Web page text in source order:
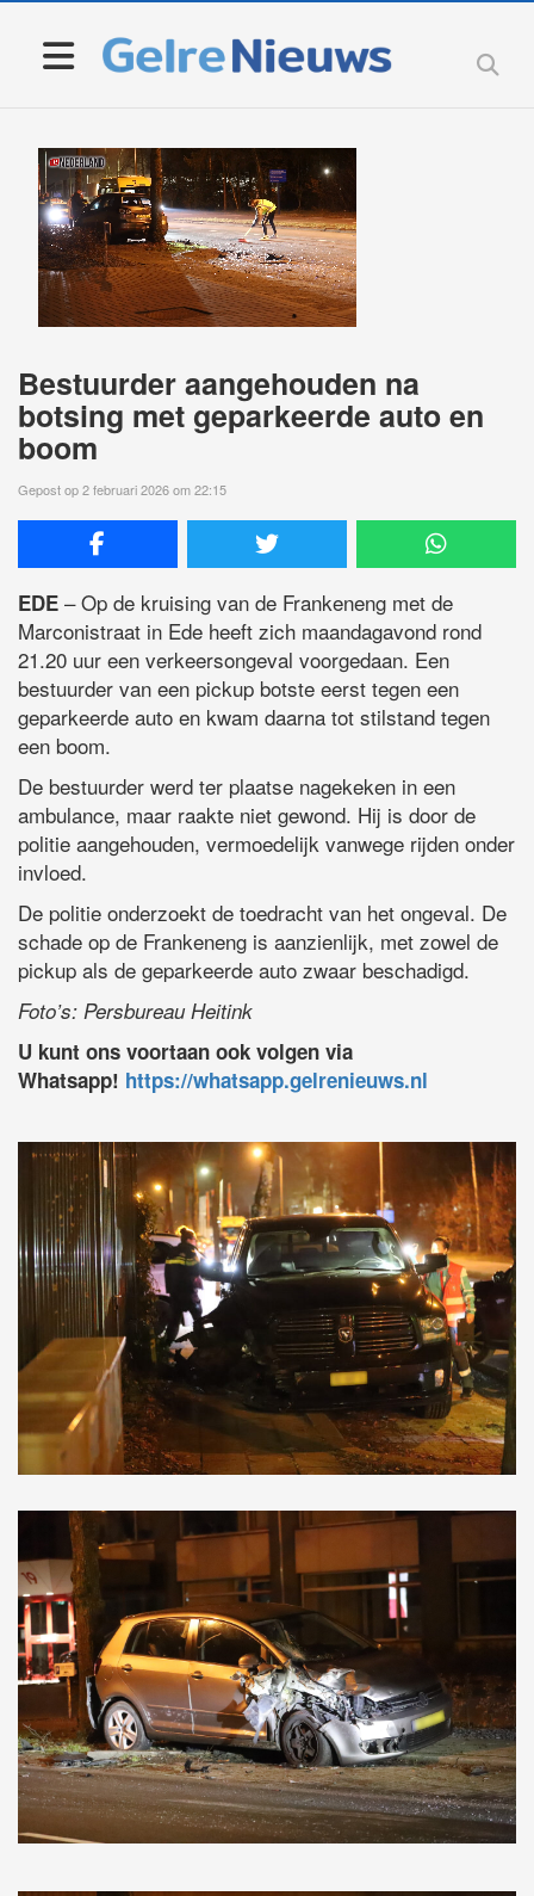
Bestuurder aangehouden na
botsing met geparkeerde auto en
boom
Gepost op 2 februari 2026 om 22:15
EDE – Op de kruising van de Frankeneng met de
Marconistraat in Ede heeft zich maandagavond rond
21.20 uur een verkeersongeval voorgedaan. Een
bestuurder van een pickup botste eerst tegen een
geparkeerde auto en kwam daarna tot stilstand tegen
een boom.
De bestuurder werd ter plaatse nagekeken in een
ambulance, maar raakte niet gewond. Hij is door de
politie aangehouden, vermoedelijk vanwege rijden onder
invloed.
De politie onderzoekt de toedracht van het ongeval. De
schade op de Frankeneng is aanzienlijk, met zowel de
pickup als de geparkeerde auto zwaar beschadigd.
Foto’s: Persbureau Heitink
U kunt ons voortaan ook volgen via
Whatsapp! https://whatsapp.gelrenieuws.nl